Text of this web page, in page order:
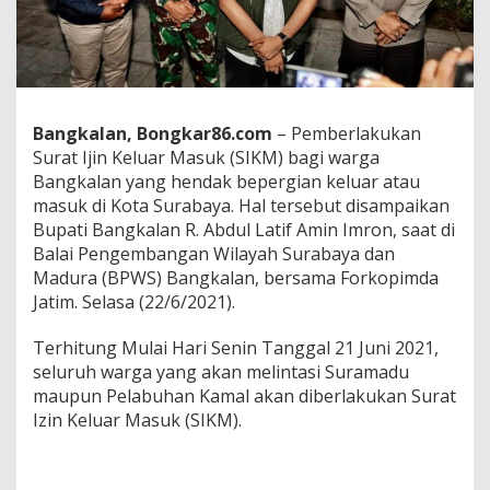
W
a
r
g
a
a
n
g
M
e
l
n
t
a
i
u
r
a
Bangkalan, Bongkar86.com – Pemberlakukan
Surat Ijin Keluar Masuk (SIKM) bagi warga
Bangkalan yang hendak bepergian keluar atau
masuk di Kota Surabaya. Hal tersebut disampaikan
Bupati Bangkalan R. Abdul Latif Amin Imron, saat di
Balai Pengembangan Wilayah Surabaya dan
Madura (BPWS) Bangkalan, bersama Forkopimda
Jatim. Selasa (22/6/2021).
Terhitung Mulai Hari Senin Tanggal 21 Juni 2021,
seluruh warga yang akan melintasi Suramadu
maupun Pelabuhan Kamal akan diberlakukan Surat
Izin Keluar Masuk (SIKM).